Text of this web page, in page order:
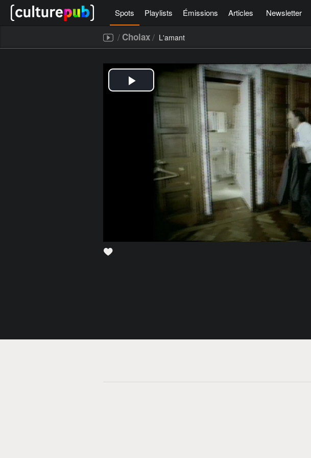
Spots Playlists Émissions Articles Newsletter
/Cholax/ L'amant